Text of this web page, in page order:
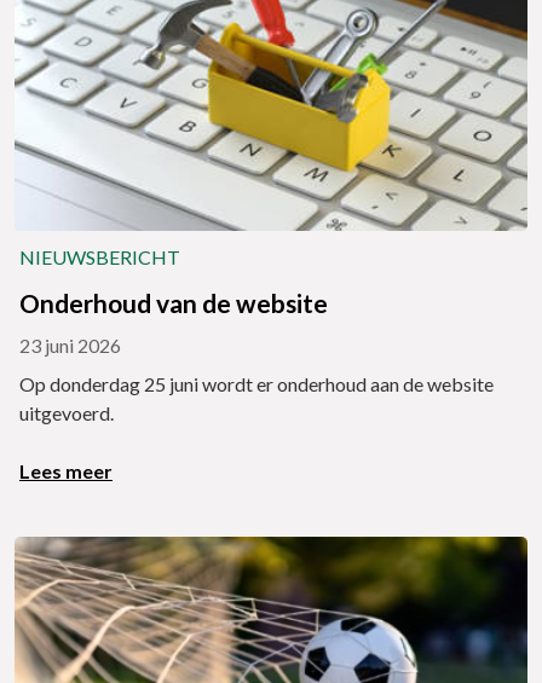
NIEUWSBERICHT
Onderhoud van de website
23 juni 2026
Op donderdag 25 juni wordt er onderhoud aan de website
uitgevoerd.
Lees meer